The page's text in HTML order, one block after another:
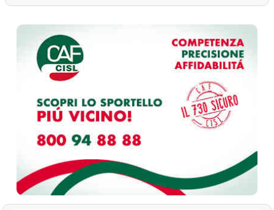
La Pressa